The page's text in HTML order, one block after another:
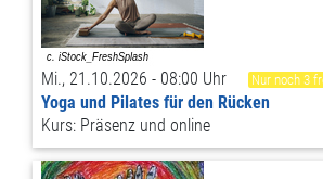
Mi., 21.10.2026 - 08:00 Uhr Nur noch 3
Yoga und Pilates für den Rücken
Kurs: Präsenz und online